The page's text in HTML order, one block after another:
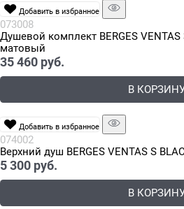
Добавить в избранное
073008
Душевой комплект BERGES VENTAS
матовый
35 460 руб.
В
Добавить в избранное
074002
Верхний душ BERGES VENTAS S
5 300 руб.
В